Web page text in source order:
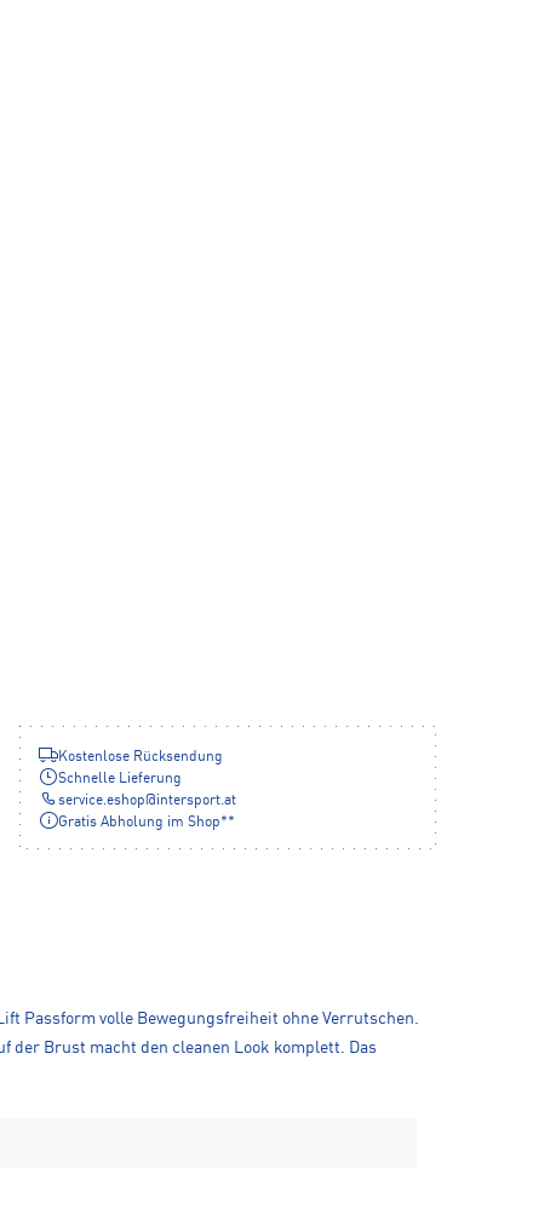
Kostenlose Rücksendung
Schnelle Lieferung
service.eshop@intersport.at
Gratis Abholung im Shop**
Passform volle Bewegungsfreiheit ohne Verrutschen.
der Brust macht den cleanen Look komplett. Das